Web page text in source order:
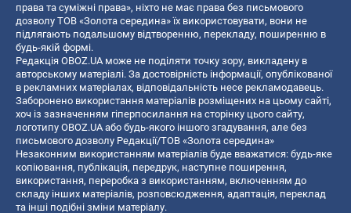
права та суміжні права», ніхто не має права без письмового
дозволу ТОВ «Золота середина» їх використовувати, вони не
підлягають подальшому відтворенню, перекладу, поширенню в
будь-якій формі.
Редакція OBOZ.UA може не поділяти точку зору, викладену в
авторському матеріалі. За достовірність інформації, опублікованої
в рекламних матеріалах, відповідальність несе рекламодавець.
Заборонено використання матеріалів розміщених на цьому сайті,
хоч із зазначенням гіперпосилання на сторінку цього сайту,
логотипу OBOZ.UA або будь-якого іншого згадування, але без
письмового дозволу Редакції/ТОВ «Золота середина»
Незаконним використанням матеріалів буде вважатися: будь-яке
копiювання, публiкацiя, передрук, наступне поширення,
використання, переробка з використанням, включенням до
складу інших матеріалів, розповсюдження, адаптація, переклад
та інші подібні зміни матеріалу.